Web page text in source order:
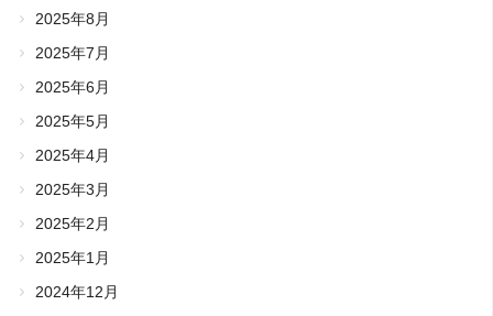
2025年8月
2025年7月
2025年6月
2025年5月
2025年4月
2025年3月
2025年2月
2025年1月
2024年12月